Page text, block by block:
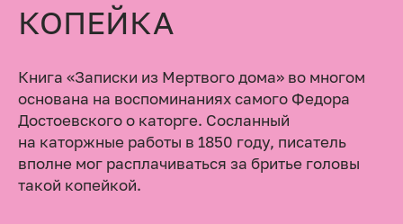
КОПЕЙКА
Книга «Записки из Мертвого дома» во многом
основана на воспоминаниях самого Федора
Достоевского о каторге. Сосланный
на каторжные работы в 1850 году, писатель
вполне мог расплачиваться за бритье головы
такой копейкой.